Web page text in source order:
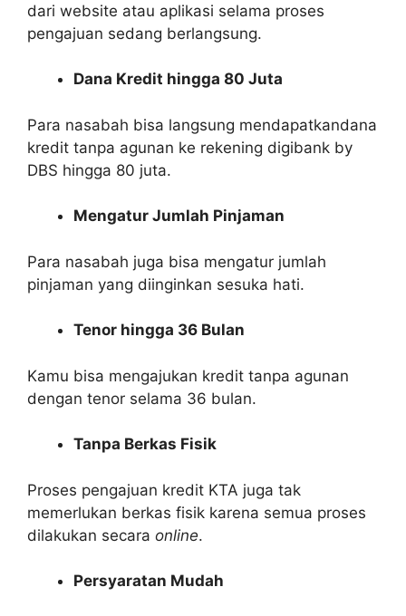
dari website atau aplikasi selama proses
pengajuan sedang berlangsung.
Dana Kredit hingga 80 Juta
Para nasabah bisa langsung mendapatkandana
kredit tanpa agunan ke rekening digibank by
DBS hingga 80 juta.
Mengatur Jumlah Pinjaman
Para nasabah juga bisa mengatur jumlah
pinjaman yang diinginkan sesuka hati.
Tenor hingga 36 Bulan
Kamu bisa mengajukan kredit tanpa agunan
dengan tenor selama 36 bulan.
Tanpa Berkas Fisik
Proses pengajuan kredit KTA juga tak
memerlukan berkas fisik karena semua proses
dilakukan secara online.
Persyaratan Mudah